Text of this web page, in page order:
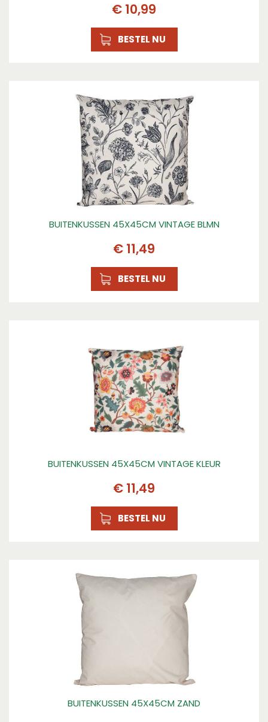
€ 10,99
BESTEL NU
BUITENKUSSEN 45X45CM VINTAGE BLMN
€ 11,49
BESTEL NU
BUITENKUSSEN 45X45CM VINTAGE KLEUR
€ 11,49
BESTEL NU
BUITENKUSSEN 45X45CM ZAND